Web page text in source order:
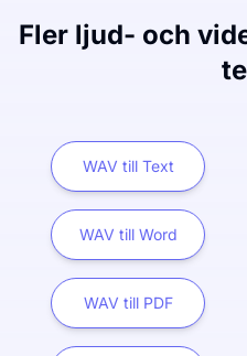
Fler ljud- och
WAV till Text
WAV till Word
WAV till PDF